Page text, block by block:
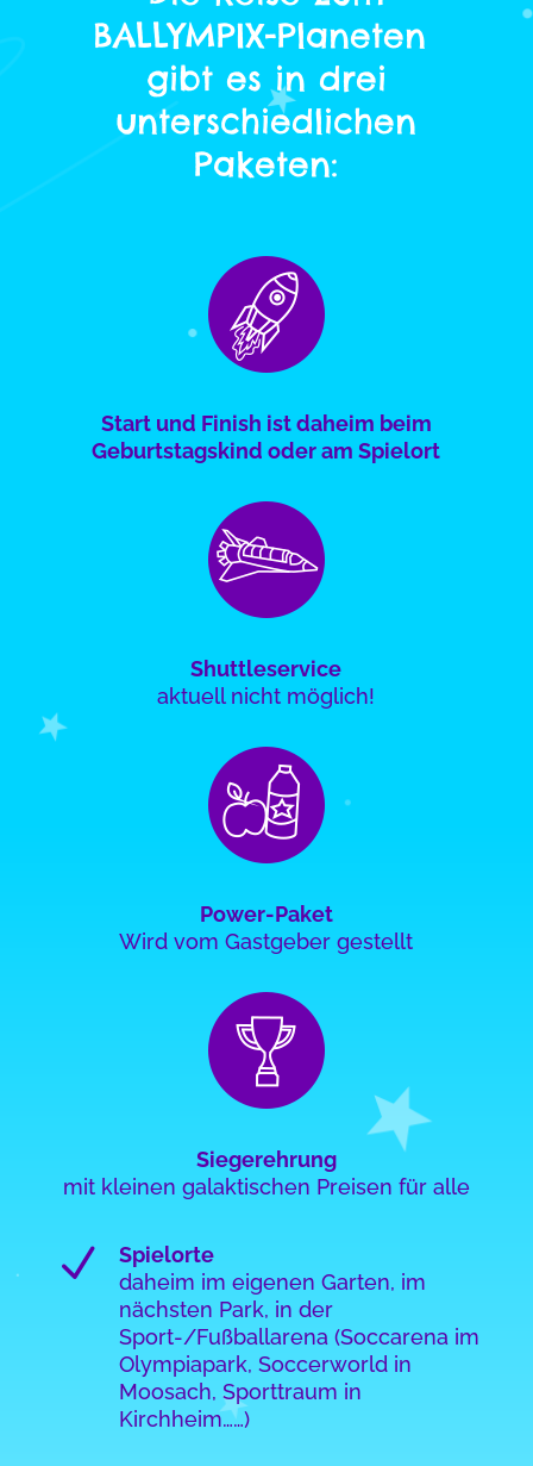
BALLYMPIX-Planeten
gibt es in drei
unterschiedlichen
Paketen:
Start und Finish ist daheim beim
Geburtstagskind oder am Spielort
Shuttleservice
aktuell nicht möglich!
Power-Paket
Wird vom Gastgeber gestellt
Siegerehrung
mit kleinen galaktischen Preisen für alle
N
Spielorte
daheim im eigenen Garten, im
nächsten Park, in der
Sport-/Fußballarena (Soccarena im
Olympiapark, Soccerworld in
Moosach, Sporttraum in
Kirchheim……)